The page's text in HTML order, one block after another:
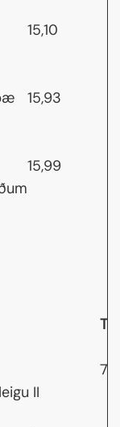
15,10
15,93
15,99
II